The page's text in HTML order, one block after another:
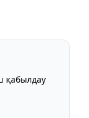
қабылдау